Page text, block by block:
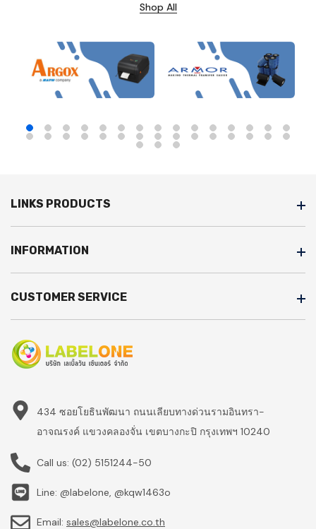
Shop All
LINKS PRODUCTS
INFORMATION
CUSTOMER SERVICE
434 ซอยโยธินพัฒนา ถนนเลียบทางด่วนรามอินทรา-
อาจณรงค์ แขวงคลองจั่น เขตบางกะปิ กรุงเทพฯ 10240
Call us: (02) 5151244-50
Line: @labelone, @kqw1463o
Email: sales@labelone.co.th